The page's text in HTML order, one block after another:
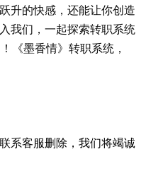
升的快感，还能让你创造
我们，一起探索转职系统
《墨香情》转职系统，
系客服删除，我们将竭诚